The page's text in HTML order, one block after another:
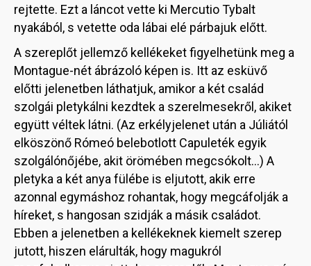
rejtette. Ezt a láncot vette ki Mercutio Tybalt
nyakából, s vetette oda lábai elé párbajuk előtt.
A szereplőt jellemző kellékeket figyelhetünk meg a
Montague-nét ábrázoló képen is. Itt az esküvő
előtti jelenetben láthatjuk, amikor a két család
szolgái pletykálni kezdtek a szerelmesekről, akiket
együtt véltek látni. (Az erkélyjelenet után a Júliától
elköszönő Rómeó belebotlott Capuleték egyik
szolgálónőjébe, akit örömében megcsókolt…) A
pletyka a két anya fülébe is eljutott, akik erre
azonnal egymáshoz rohantak, hogy megcáfolják a
híreket, s hangosan szidják a másik családot.
Ebben a jelenetben a kellékeknek kiemelt szerep
jutott, hiszen elárulták, hogy magukról